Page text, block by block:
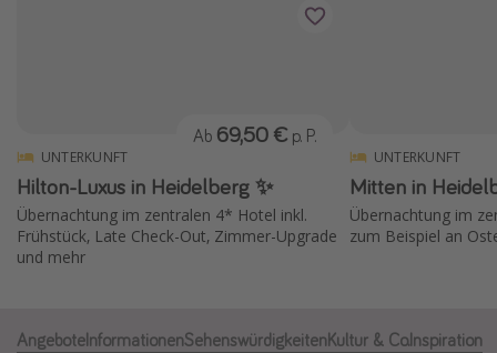
Gozo Urlaub
Normandie Urlaub
Goa Urlaub
St. Lucia Urlaub
Krabi Urlaub
UNTERKUNFT
Hilton-Luxus in Heidelberg ✨
Übernachtung im zentralen 4* Hotel inkl.
Frühstück, Late Check-Out, Zimmer-Upgrade
und mehr
Ab 69,50 € p. P.
UNTERKUNFT
Mitten in
Übernachtung im
zum Beispiel an
Angebote InformationenSehenswürdigkeitenKultur & Co.Inspiration